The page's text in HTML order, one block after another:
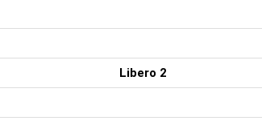
Libero 2